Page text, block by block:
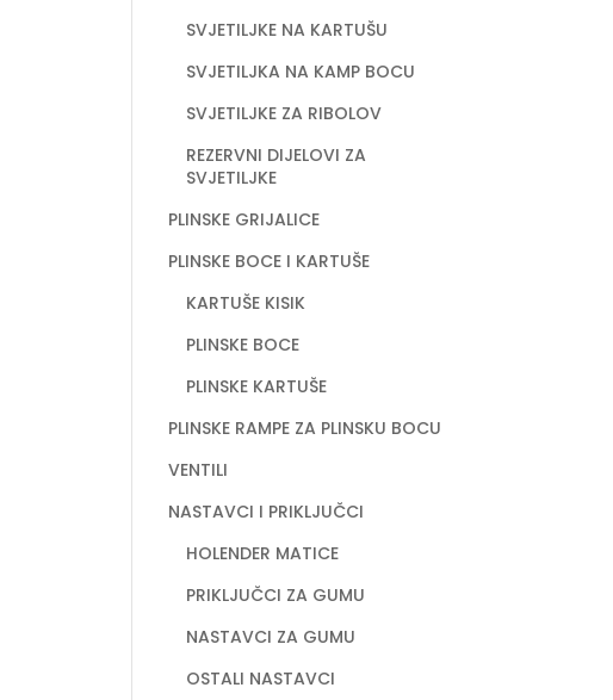
SVJETILJKE NA KARTUŠU
SVJETILJKA NA KAMP BOCU
SVJETILJKE ZA RIBOLOV
REZERVNI DIJELOVI ZA
SVJETILJKE
PLINSKE GRIJALICE
PLINSKE BOCE I KARTUŠE
KARTUŠE KISIK
PLINSKE BOCE
PLINSKE KARTUŠE
PLINSKE RAMPE ZA PLINSKU BOCU
VENTILI
NASTAVCI I PRIKLJUČCI
HOLENDER MATICE
PRIKLJUČCI ZA GUMU
NASTAVCI ZA GUMU
OSTALI NASTAVCI